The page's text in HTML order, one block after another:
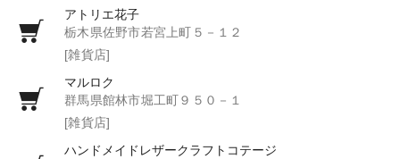
アトリエ花子
栃木県佐野市若宮上町５－１２
[雑貨店]
マルロク
群馬県館林市堀工町９５０－１
[雑貨店]
ハンドメイドレザークラフトコテージ